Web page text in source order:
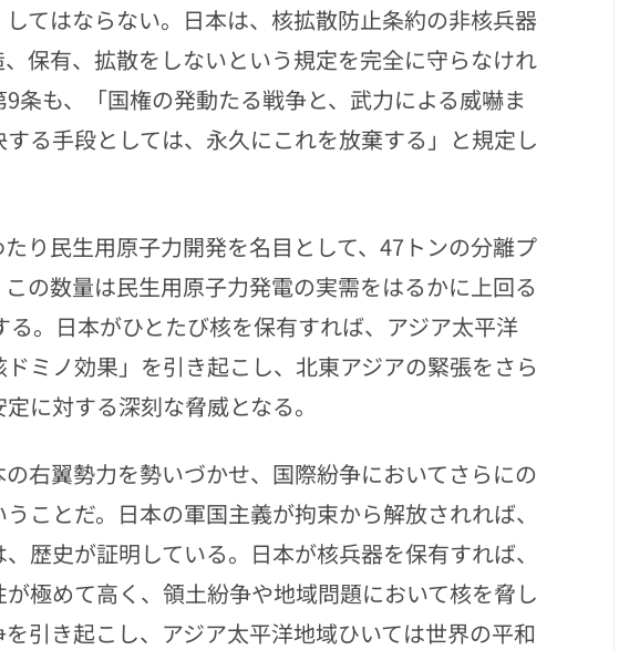
してはならない。日本は、核拡散防止条約の非核兵器
保有、拡散をしないという規定を完全に守らなけれ
条も、「国権の発動たる戦争と、武力による威嚇ま
る手段としては、永久にこれを放棄する」と規定し
り民生用原子力開発を名目として、47トンの分離プ
の数量は民生用原子力発電の実需をはるかに上回る
。日本がひとたび核を保有すれば、アジア太平洋
ミノ効果」を引き起こし、北東アジアの緊張をさら
に対する深刻な脅威となる。
右翼勢力を勢いづかせ、国際紛争においてさらにの
ことだ。日本の軍国主義が拘束から解放されれば、
歴史が証明している。日本が核兵器を保有すれば、
極めて高く、領土紛争や地域問題において核を脅し
引き起こし、アジア太平洋地域ひいては世界の平和